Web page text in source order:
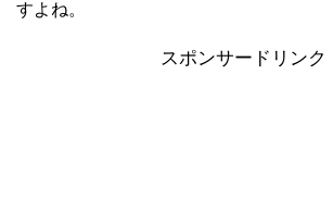
すよね。
スポンサードリンク